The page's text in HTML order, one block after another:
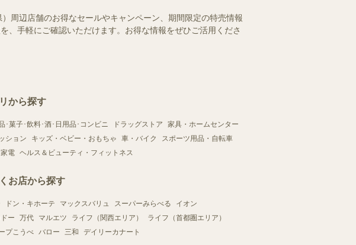
周辺店舗のお得なセールやキャンペーン、期間限定の特売情報
、手軽にご確認いただけます。お得な情報をぜひご活用くださ
から探す
･菓子･飲料･酒･日用品･コンビニ ドラッグストア
家具・ホームセンター
ション キッズ・ベビー・おもちゃ 車・バイク
スポーツ用品・自転車
電 ヘルス＆ビューティ・フィットネス
お店から探す
ドン・キホーテ マックスバリュ スーパーみらべる
イオン
ー
万代 マルエツ ライフ（関西エリア）
ライフ（首都圏エリア）
プこうべ バロー 三和 デイリーカナート